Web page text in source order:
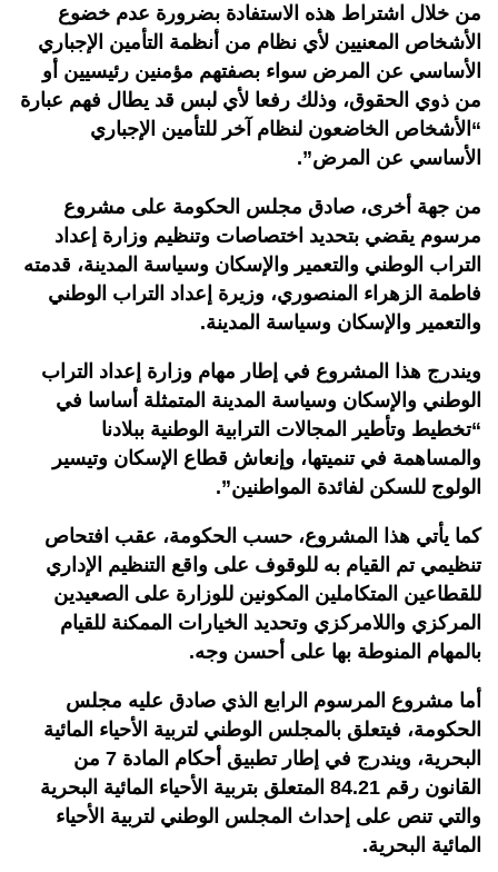
من خلال اشتراط هذه الاستفادة بضرورة عدم خضوع
الأشخاص المعنيين لأي نظام من أنظمة التأمين الإجباري
الأساسي عن المرض سواء بصفتهم مؤمنين رئيسيين أو
من ذوي الحقوق، وذلك رفعا لأي لبس قد يطال فهم عبارة
“الأشخاص الخاضعون لنظام آخر للتأمين الإجباري
الأساسي عن المرض”.
من جهة أخرى، صادق مجلس الحكومة على مشروع
مرسوم يقضي بتحديد اختصاصات وتنظيم وزارة إعداد
التراب الوطني والتعمير والإسكان وسياسة المدينة، قدمته
فاطمة الزهراء المنصوري، وزيرة إعداد التراب الوطني
والتعمير والإسكان وسياسة المدينة.
ويندرج هذا المشروع في إطار مهام وزارة إعداد التراب
الوطني والإسكان وسياسة المدينة المتمثلة أساسا في
“تخطيط وتأطير المجالات الترابية الوطنية ببلادنا
والمساهمة في تنميتها، وإنعاش قطاع الإسكان وتيسير
الولوج للسكن لفائدة المواطنين”.
كما يأتي هذا المشروع، حسب الحكومة، عقب افتحاص
تنظيمي تم القيام به للوقوف على واقع التنظيم الإداري
للقطاعين المتكاملين المكونين للوزارة على الصعيدين
المركزي واللامركزي وتحديد الخيارات الممكنة للقيام
بالمهام المنوطة بها على أحسن وجه.
أما مشروع المرسوم الرابع الذي صادق عليه مجلس
الحكومة، فيتعلق بالمجلس الوطني لتربية الأحياء المائية
البحرية، ويندرج في إطار تطبيق أحكام المادة 7 من
القانون رقم 84.21 المتعلق بتربية الأحياء المائية البحرية
والتي تنص على إحداث المجلس الوطني لتربية الأحياء
المائية البحرية.